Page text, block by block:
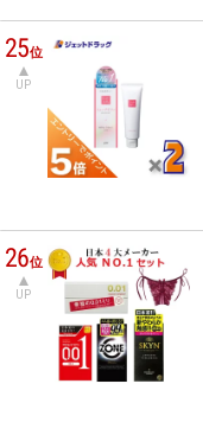
25位
UP
26位
UP